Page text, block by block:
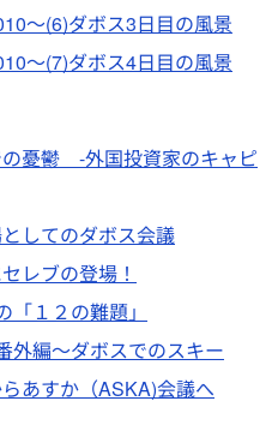
～(6)ダボス3日目の風景
～(7)ダボス4日目の風景
憂鬱 -外国投資家のキャピ
してのダボス会議
レブの登場！
１２の難題」
外編～ダボスでのスキー
あすか（ASKA)会議へ